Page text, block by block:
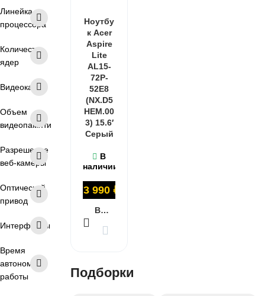
Линейка
процессора
Количество
ядер
Видеокарта
Объем
видеопамяти
Разрешение
веб-камеры
Оптический
привод
Интерфейсы
Время
автономной
работы
Ноутбу
к Acer
Aspire
Lite
AL15-
72P-
52E8
(NX.D5
HEM.00
3) 15.6′
Серый
В
наличии
73 990₽
В КОРЗИНУ
Подборки